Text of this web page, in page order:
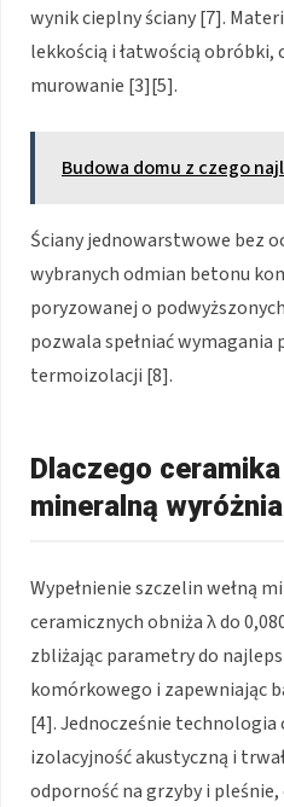
wynik cieplny ściany [7].
lekkością i łatwością
murowanie [3][5].
Budowa domu z czego
Ściany jednowarstwowe bez
wybranych odmian betonu
poryzowanej o
pozwala spełniać
termoizolacji [8].
Dlaczego ceramika
mineralną
Wypełnienie szczelin wełną
ceramicznych obniża λ do
zbliżając parametry do
komórkowego i zapewniając
[4]. Jednocześnie technologia
izolacyjność akustyczną i
odporność na grzyby i